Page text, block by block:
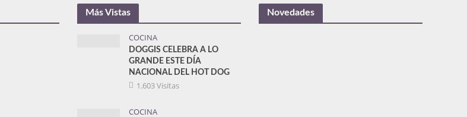
Más Vistas
COCINA
DOGGIS CELEBRA A LO
GRANDE ESTE DÍA
NACIONAL DEL HOT DOG
1.603 Visitas
COCINA
Novedades